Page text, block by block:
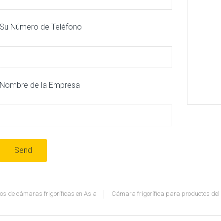
Su Número de Teléfono
Nombre de la Empresa
de cámaras frigoríficas en Asia Cámara frigorífica para productos